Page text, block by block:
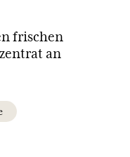
frischen
an